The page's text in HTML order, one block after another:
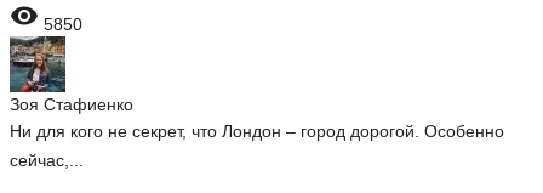
 5850
Зоя Стафиенко
Ни для кого не секрет, что Лондон – город дорогой. Особенно
сейчас,...